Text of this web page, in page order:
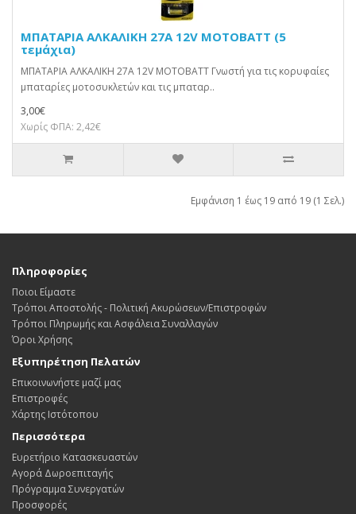
ΜΠΑΤΑΡΙΑ ΑΛΚΑΛΙΚΗ 27A 12V MOTOBATT (5
τεμάχια)
ΜΠΑΤΑΡΙΑ ΑΛΚΑΛΙΚΗ 27A 12V MOTOBATT Γνωστή για τις κορυφαίες
μπαταρίες μοτοσυκλετών και τις μπαταρ..
3,00€
Χωρίς ΦΠΑ: 2,42€
Εμφάνιση 1 έως 19 από 19 (1 Σελ.)
Πληροφορίες
Ποιοι Είμαστε
Τρόποι Αποστολής - Πολιτική Ακυρώσεων/Επιστροφών
Τρόποι Πληρωμής και Ασφάλεια Συναλλαγών
Όροι Χρήσης
Εξυπηρέτηση Πελατών
Επικοινωνήστε μαζί μας
Επιστροφές
Χάρτης Ιστότοπου
Περισσότερα
Ευρετήριο Κατασκευαστών
Αγορά Δωροεπιταγής
Πρόγραμμα Συνεργατών
Προσφορές